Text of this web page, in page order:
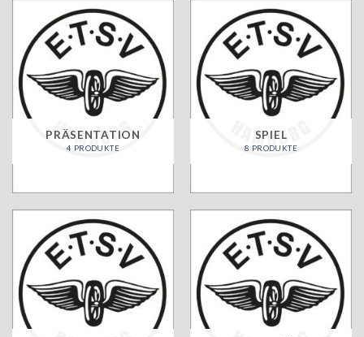
PRÄSENTATION
4 PRODUKTE
SPIEL
8 PRODUKTE